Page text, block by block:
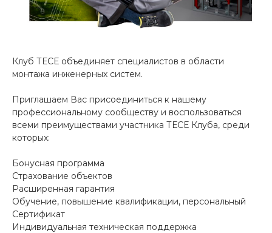
Клуб ТЕСЕ объединяет специалистов в области
монтажа инженерных систем.
Приглашаем Вас присоединиться к нашему
профессиональному сообществу и воспользоваться
всеми преимуществами участника ТЕСЕ Клуба, среди
которых:
Бонусная программа
Страхование объектов
Расширенная гарантия
Обучение, повышение квалификации, персональный
Сертификат
Индивидуальная техническая поддержка